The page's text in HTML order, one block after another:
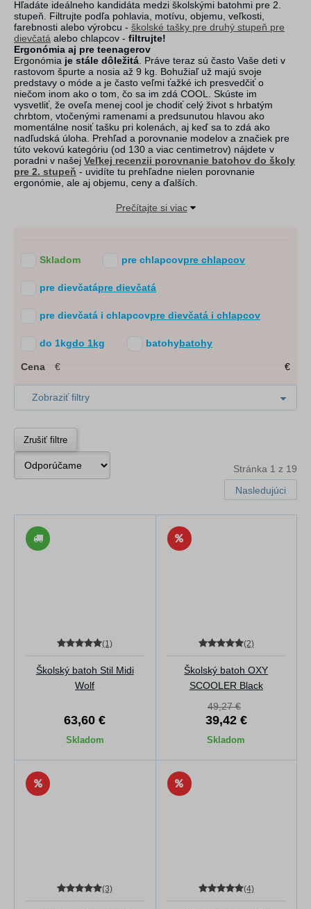
Hľadáte ideálneho kandidáta medzi školskými batohmi pre 2.
stupeň. Filtrujte podľa pohlavia, motívu, objemu, veľkosti,
farebnosti alebo výrobcu - školské tašky pre druhý stupeň pre
dievčatá alebo chlapcov - filtrujte!
Ergonómia aj pre teenagerov
Ergonómia je stále dôležitá . Práve teraz sú často Vaše deti v
rastovom špurte a nosia až 9 kg. Bohužiaľ už majú svoje
predstavy o móde a je často veľmi ťažké ich presvedčiť o
niečom inom ako o tom, čo sa im zdá COOL. Skúste im
vysvetliť, že oveľa menej cool je chodiť celý život s hrbatým
chrbtom, vtočenými ramenami a predsunutou hlavou ako
momentálne nosiť tašku pri kolenách, aj keď sa to zdá ako
nadľudská úloha. Prehľad a porovnanie modelov a značiek pre
túto vekovú kategóriu (od 130 a viac centimetrov) nájdete v
poradni v našej Veľkej recenzii porovnanie batohov do školy
pre 2. stupeň - uvidíte tu prehľadne nielen porovnanie
ergonómie, ale aj objemu, ceny a ďalších.
Prečítajte si viac
Skladom pre chlapcovpre chlapcov
pre dievčatápre dievčatá
pre dievčatá i chlapcovpre dievčatá i chlapcov
do 1kgdo 1kg batohybatohy
Cena € €
Zobraziť filtry
Zrušiť filtre
Stránka 1 z 19
Nasledujúci
(1)
Školský batoh Stil Midi
Wolf
63,60 €
Skladom
(2)
Školský batoh OXY
SCOOLER Black
49,27 €
39,42 €
Skladom
(3) (4)